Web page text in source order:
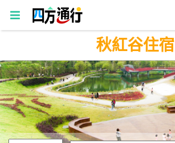
四
方
通
行
訂
房
秋紅谷住宿